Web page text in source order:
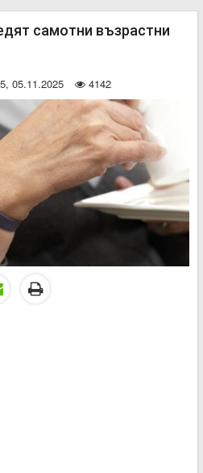
самотни възрастни
05.11.2025 4142